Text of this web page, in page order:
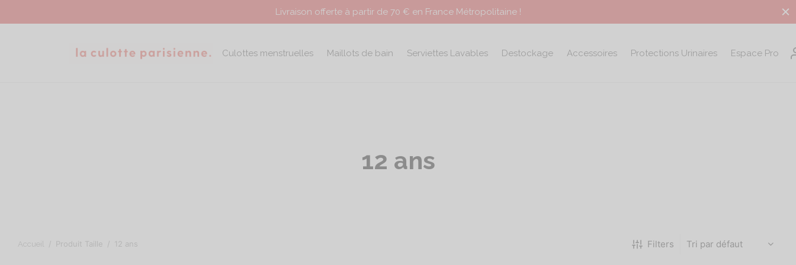
Livraison offerte à partir de 70 € en France Métropolitaine !
Culottes menstruelles Maillots de bain Serviettes Lavables Destockage Accessoires Protections Urinaires Espace Pro
12 ans
Accueil / Produit Taille / 12 ans Filters